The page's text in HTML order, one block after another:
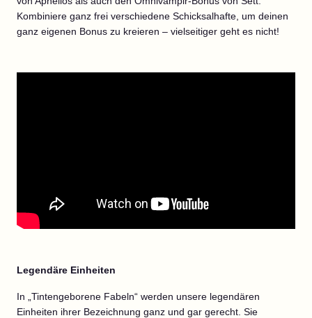
Kombiniere ganz frei verschiedene Schicksalhafte, um deinen
ganz eigenen Bonus zu kreieren – vielseitiger geht es nicht!
Legendäre Einheiten
In „Tintengeborene Fabeln“ werden unsere legendären
Einheiten ihrer Bezeichnung ganz und gar gerecht. Sie